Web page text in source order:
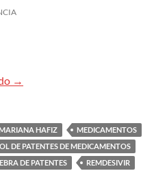
A pandemia pode mudar
→
HAFIZ
MEDICAMENTOS
DE PATENTES DE MEDICAMENTOS
DE PATENTES
REMDESIVIR